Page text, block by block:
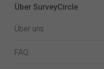
Über SurveyCircle
Über uns
FAQ